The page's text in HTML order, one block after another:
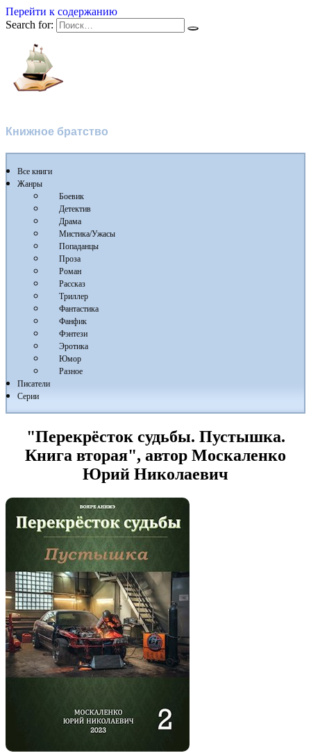
Перейти к содержанию
Search for:
Книжное братство
Все книги
Жанры
Боевик
Детектив
Драма
Мистика/Ужасы
Попаданцы
Проза
Роман
Рассказ
Триллер
Фантастика
Фанфик
Фэнтези
Эротика
Юмор
Разное
Писатели
Серии
"Перекрёсток судьбы. Пустышка.
Книга вторая", автор Москаленко
Юрий Николаевич